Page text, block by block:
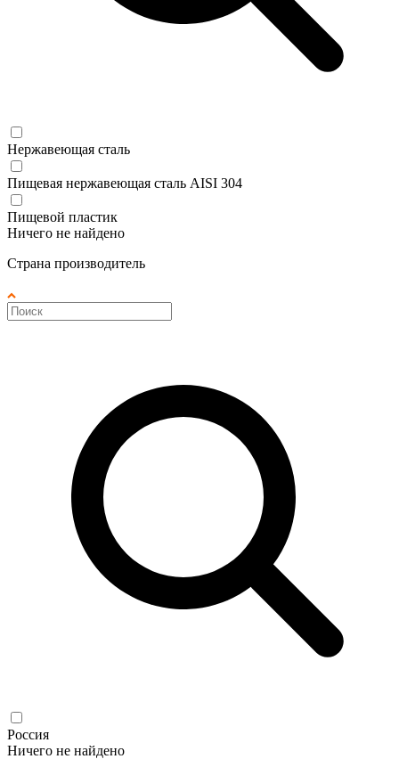
Нержавеющая сталь
Пищевая нержавеющая сталь AISI 304
Пищевой пластик
Ничего не найдено
Страна производитель
Россия
Ничего не найдено